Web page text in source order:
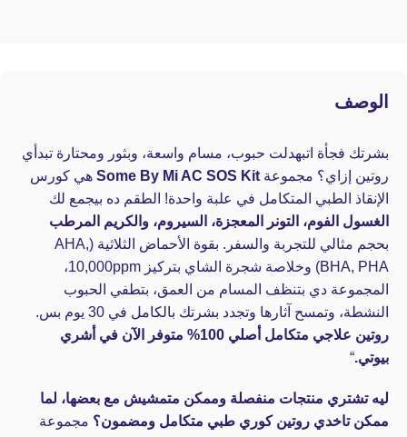
الوصف
بشرتك فجأة اتبهدلت حبوب، مسام واسعة، وبثور ومحتارة تبدأي
روتين إزاي؟ مجموعة Some By Mi AC SOS Kit هي كورس
الإنقاذ الطبي المتكامل في علبة واحدة! الطقم ده بيجمع لك
الغسول الفوم، التونر المعجزة، السيروم، والكريم المرطب
بحجم مثالي للتجربة والسفر. بقوة الأحماض الثلاثية (AHA,
BHA, PHA) وخلاصة شجرة الشاي بتركيز 10,000ppm،
المجموعة دي بتنظف المسام من العمق، بتطفي الحبوب
النشطة، وتمسح آثارها وتجدد بشرتك بالكامل في 30 يوم بس.
روتين علاجي متكامل أصلي 100% متوفر الآن في أشري
بيوتي.“
ليه تشتري منتجات منفصلة وممكن متمشيش مع بعضها، لما
ممكن تاخدي روتين كوري طبي متكامل ومضمون؟ مجموعة